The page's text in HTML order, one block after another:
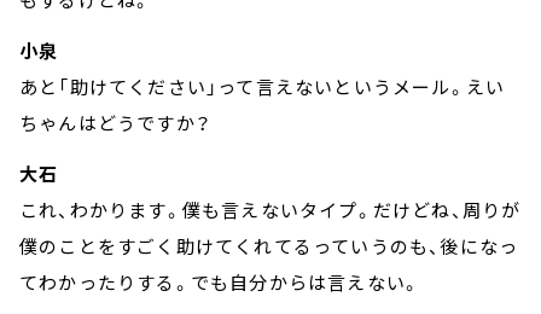
小泉
あと「助けてください」って言えないというメール。えい
ちゃんはどうですか？
大石
これ、わかります。僕も言えないタイプ。だけどね、周りが
僕のことをすごく助けてくれてるっていうのも、後になっ
てわかったりする。でも自分からは言えない。